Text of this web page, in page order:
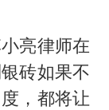
亮律师在
砖如果不
，都将让